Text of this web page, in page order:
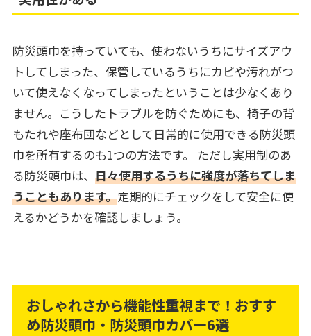
防災頭巾を持っていても、使わないうちにサイズアウ
トしてしまった、保管しているうちにカビや汚れがつ
いて使えなくなってしまったということは少なくあり
ません。こうしたトラブルを防ぐためにも、椅子の背
もたれや座布団などとして日常的に使用できる防災頭
巾を所有するのも1つの方法です。 ただし実用制のあ
る防災頭巾は、 日々使用するうちに強度が落ちてしま
うこともあります。定期的にチェックをして安全に使
えるかどうかを確認しましょう。
おしゃれさから機能性重視まで！おすす
め防災頭巾・防災頭巾カバー6選